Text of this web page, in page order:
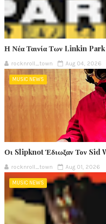
Η Νέα Ταινία Των Linkin Park
rocknroll_town Aug 04, 2026
MUSIC NEWS
Οι Slipknot Έδιωξαν Τον Sid
rocknroll_town Aug 01, 2026
MUSIC NEWS